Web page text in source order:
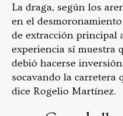
La draga, según los
en el
de extracción principal
experiencia sí muestra
debió hacerse
socavando la carretera
dice Rogelio Martínez.